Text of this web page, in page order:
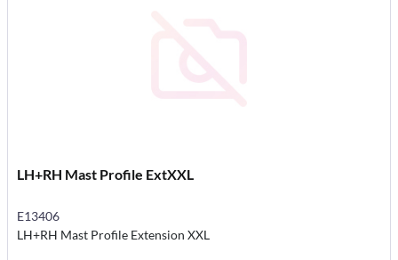
LH+RH Mast Profile ExtXXL
E13406
LH+RH Mast Profile Extension XXL